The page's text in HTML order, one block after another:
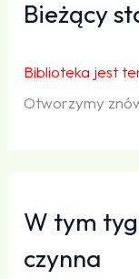
Bieżący
Biblioteka jest
Otworzymy
W tym
czynna